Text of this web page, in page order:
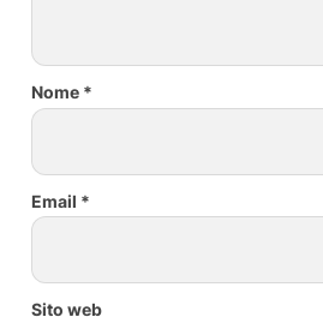
Nome *
Email *
Sito web